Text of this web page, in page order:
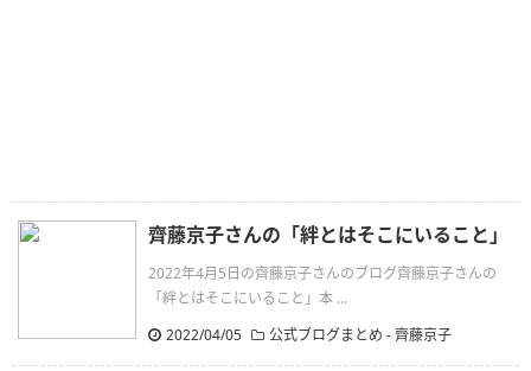
齊藤京子さんの「絆とはそこにいること」
2022年4月5日の齊藤京子さんのブログ齊藤京子さんの
「絆とはそこにいること」本 ...
2022/04/05
公式ブログまとめ -齊藤京子